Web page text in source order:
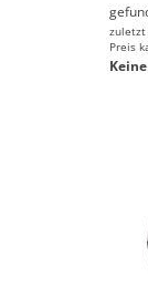
zuletzt
Preis